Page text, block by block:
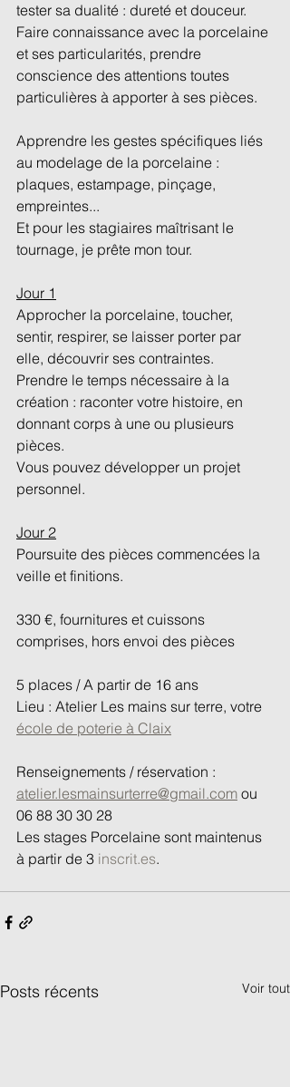
tester sa dualité : dureté et douceur.
Faire connaissance avec la porcelaine
et ses particularités, prendre
conscience des attentions toutes
particulières à apporter à ses pièces.
Apprendre les gestes spécifiques liés
au modelage de la porcelaine :
plaques, estampage, pinçage,
empreintes...
Et pour les stagiaires maîtrisant le
tournage, je prête mon tour.
Jour 1
Approcher la porcelaine, toucher,
sentir, respirer, se laisser porter par
elle, découvrir ses contraintes.
Prendre le temps nécessaire à la
création : raconter votre histoire, en
donnant corps à une ou plusieurs
pièces.
Vous pouvez développer un projet
personnel.
Jour 2
Poursuite des pièces commencées la
veille et finitions.
330 €, fournitures et cuissons
comprises, hors envoi des pièces
5 places / A partir de 16 ans
Lieu : Atelier Les mains sur terre, votre
école de poterie à Claix
Renseignements / réservation :
atelier.lesmainsurterre@gmail.com ou
06 88 30 30 28
Les stages Porcelaine sont maintenus
à partir de 3 inscrit.es.
Posts récents Voir tout